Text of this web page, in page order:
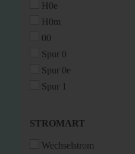
H0e
H0m
00
Spur 0
Spur 0e
Spur 1
STROMART
STROMART
Wechselstrom